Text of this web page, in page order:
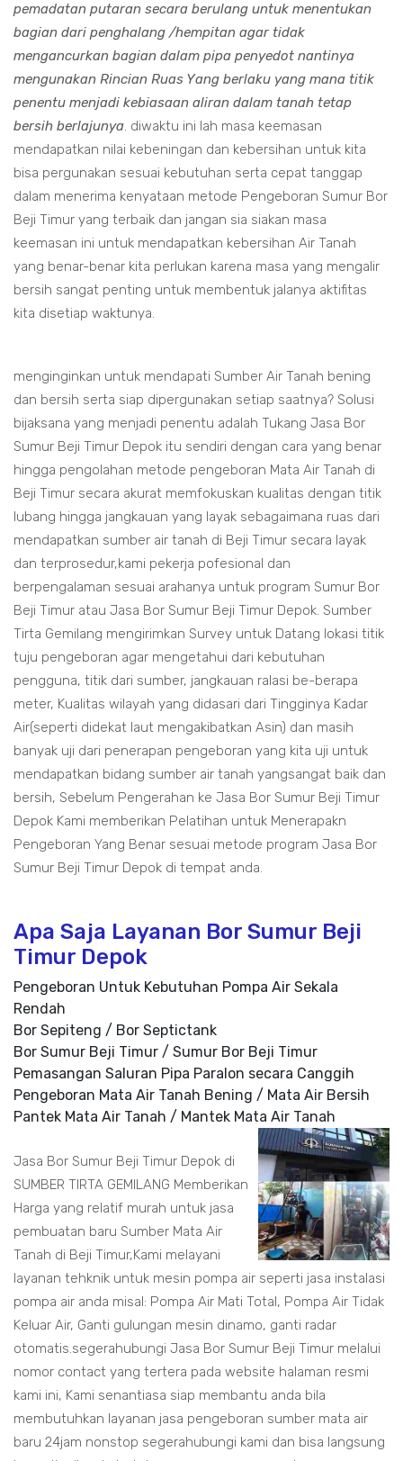
pemadatan putaran secara berulang untuk menentukan
bagian dari penghalang /hempitan agar tidak
mengancurkan bagian dalam pipa penyedot nantinya
mengunakan Rincian Ruas Yang berlaku yang mana titik
penentu menjadi kebiasaan aliran dalam tanah tetap
bersih berlajunya. diwaktu ini lah masa keemasan
mendapatkan nilai kebeningan dan kebersihan untuk kita
bisa pergunakan sesuai kebutuhan serta cepat tanggap
dalam menerima kenyataan metode Pengeboran Sumur Bor
Beji Timur yang terbaik dan jangan sia siakan masa
keemasan ini untuk mendapatkan kebersihan Air Tanah
yang benar-benar kita perlukan karena masa yang mengalir
bersih sangat penting untuk membentuk jalanya aktifitas
kita disetiap waktunya.
menginginkan untuk mendapati Sumber Air Tanah bening
dan bersih serta siap dipergunakan setiap saatnya? Solusi
bijaksana yang menjadi penentu adalah Tukang Jasa Bor
Sumur Beji Timur Depok itu sendiri dengan cara yang benar
hingga pengolahan metode pengeboran Mata Air Tanah di
Beji Timur secara akurat memfokuskan kualitas dengan titik
lubang hingga jangkauan yang layak sebagaimana ruas dari
mendapatkan sumber air tanah di Beji Timur secara layak
dan terprosedur,kami pekerja pofesional dan
berpengalaman sesuai arahanya untuk program Sumur Bor
Beji Timur atau Jasa Bor Sumur Beji Timur Depok. Sumber
Tirta Gemilang mengirimkan Survey untuk Datang lokasi titik
tuju pengeboran agar mengetahui dari kebutuhan
pengguna, titik dari sumber, jangkauan ralasi be-berapa
meter, Kualitas wilayah yang didasari dari Tingginya Kadar
Air(seperti didekat laut mengakibatkan Asin) dan masih
banyak uji dari penerapan pengeboran yang kita uji untuk
mendapatkan bidang sumber air tanah yangsangat baik dan
bersih, Sebelum Pengerahan ke Jasa Bor Sumur Beji Timur
Depok Kami memberikan Pelatihan untuk Menerapakn
Pengeboran Yang Benar sesuai metode program Jasa Bor
Sumur Beji Timur Depok di tempat anda.
Apa Saja Layanan Bor Sumur Beji
Timur Depok
Pengeboran Untuk Kebutuhan Pompa Air Sekala
Rendah
Bor Sepiteng / Bor Septictank
Bor Sumur Beji Timur / Sumur Bor Beji Timur
Pemasangan Saluran Pipa Paralon secara Canggih
Pengeboran Mata Air Tanah Bening / Mata Air Bersih
Pantek Mata Air Tanah / Mantek Mata Air Tanah
Jasa Bor Sumur Beji Timur Depok di
SUMBER TIRTA GEMILANG Memberikan
Harga yang relatif murah untuk jasa
pembuatan baru Sumber Mata Air
Tanah di Beji Timur,Kami melayani
layanan tehknik untuk mesin pompa air seperti jasa instalasi
pompa air anda misal: Pompa Air Mati Total, Pompa Air Tidak
Keluar Air, Ganti gulungan mesin dinamo, ganti radar
otomatis.segerahubungi Jasa Bor Sumur Beji Timur melalui
nomor contact yang tertera pada website halaman resmi
kami ini, Kami senantiasa siap membantu anda bila
membutuhkan layanan jasa pengeboran sumber mata air
baru 24jam nonstop segerahubungi kami dan bisa langsung